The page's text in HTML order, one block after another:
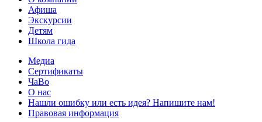
Афиша
Экскурсии
Детям
Школа гида
Медиа
Сертификаты
ЧаВо
О нас
Нашли ошибку или есть идея? Напишите нам!
Правовая информация